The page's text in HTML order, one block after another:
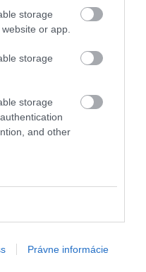
storage
or app.
storage
storage
and other
Právne informácie